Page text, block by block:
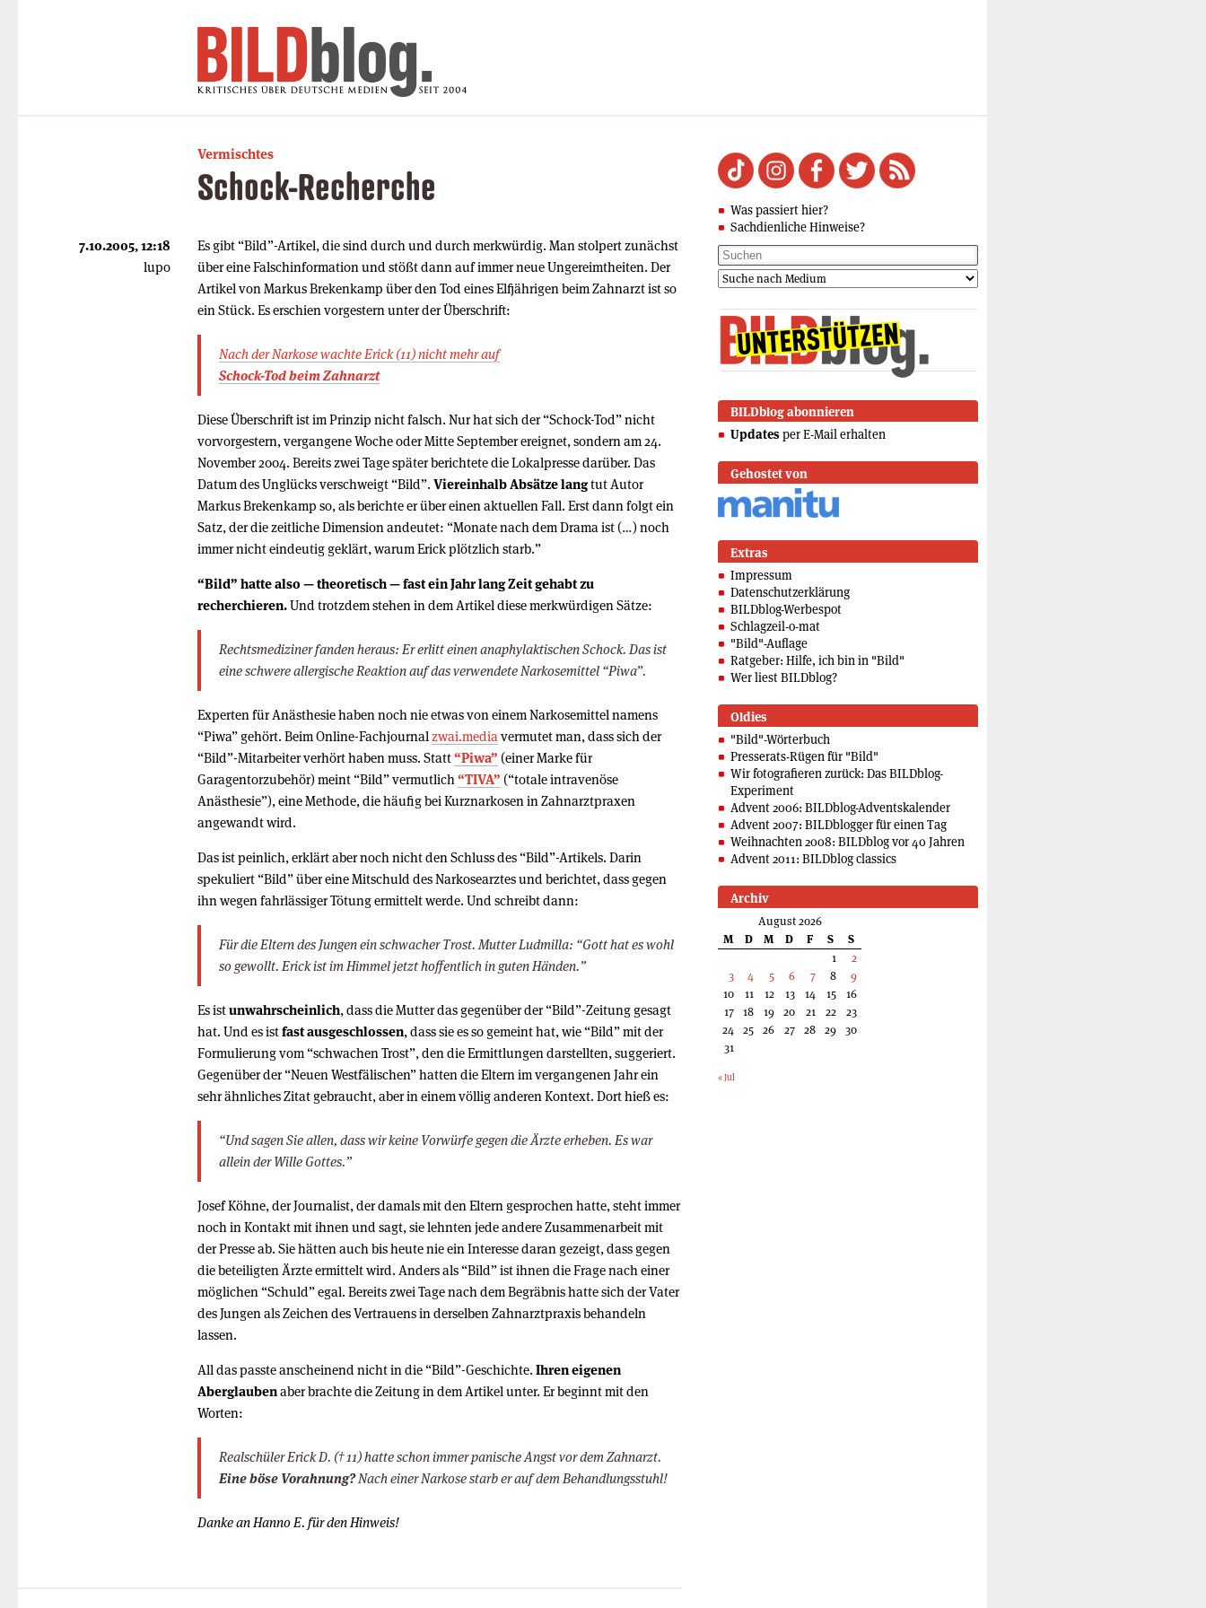
Vermischtes
Schock-Recherche
Es gibt “Bild”-Artikel, die sind durch und durch merkwürdig. Man stolpert zunächst
über eine Falschinformation und stößt dann auf immer neue Ungereimtheiten. Der
Artikel von Markus Brekenkamp über den Tod eines Elfjährigen beim Zahnarzt ist so
ein Stück. Es erschien vorgestern unter der Überschrift:
Nach der Narkose wachte Erick (11) nicht mehr auf
Schock-Tod beim Zahnarzt
Diese Überschrift ist im Prinzip nicht falsch. Nur hat sich der “Schock-Tod” nicht
vorvorgestern, vergangene Woche oder Mitte September ereignet, sondern am 24.
November 2004. Bereits zwei Tage später berichtete die Lokalpresse darüber. Das
Datum des Unglücks verschweigt “Bild”. Viereinhalb Absätze langtut Autor
Markus Brekenkamp so, als berichte er über einen aktuellen Fall. Erst dann folgt ein
Satz, der die zeitliche Dimension andeutet: “Monate nach dem Drama ist (…) noch
immer nicht eindeutig geklärt, warum Erick plötzlich starb.”
“Bild” hatte also — theoretisch — fast ein Jahr lang Zeit gehabt zu
recherchieren.Und trotzdem stehen in dem Artikel diese merkwürdigen Sätze:
Rechtsmediziner fanden heraus: Er erlitt einen anaphylaktischen Schock. Das ist
eine schwere allergische Reaktion auf das verwendete Narkosemittel “Piwa”.
Experten für Anästhesie haben noch nie etwas von einem Narkosemittel namens
“Piwa” gehört. Beim Online-Fachjournal zwai.media vermutet man, dass sich der
“Bild”-Mitarbeiter verhört haben muss. Statt“Piwa” (einer Marke für
Garagentorzubehör) meint “Bild” vermutlich “TIVA” (“totale intravenöse
Anästhesie”), eine Methode, die häufig bei Kurznarkosen in Zahnarztpraxen
angewandt wird.
Das ist peinlich, erklärt aber noch nicht den Schluss des “Bild”-Artikels. Darin
spekuliert “Bild” über eine Mitschuld des Narkosearztes und berichtet, dass gegen
ihn wegen fahrlässiger Tötung ermittelt werde. Und schreibt dann:
Für die Eltern des Jungen ein schwacher Trost. Mutter Ludmilla: “Gott hat es wohl
so gewollt. Erick ist im Himmel jetzt hoffentlich in guten Händen.”
Es istunwahrscheinlich, dass die Mutter das gegenüber der “Bild”-Zeitung gesagt
hat. Und es istfast ausgeschlossen, dass sie es so gemeint hat, wie “Bild” mit der
Formulierung vom “schwachen Trost”, den die Ermittlungen darstellten, suggeriert.
Gegenüber der “Neuen Westfälischen” hatten die Eltern im vergangenen Jahr ein
sehr ähnliches Zitat gebraucht, aber in einem völlig anderen Kontext. Dort hieß es:
“Und sagen Sie allen, dass wir keine Vorwürfe gegen die Ärzte erheben. Es war
allein der Wille Gottes.”
Josef Köhne, der Journalist, der damals mit den Eltern gesprochen hatte, steht immer
noch in Kontakt mit ihnen und sagt, sie lehnten jede andere Zusammenarbeit mit
der Presse ab. Sie hätten auch bis heute nie ein Interesse daran gezeigt, dass gegen
die beteiligten Ärzte ermittelt wird. Anders als “Bild” ist ihnen die Frage nach einer
möglichen “Schuld” egal. Bereits zwei Tage nach dem Begräbnis hatte sich der Vater
des Jungen als Zeichen des Vertrauens in derselben Zahnarztpraxis behandeln
lassen.
All das passte anscheinend nicht in die “Bild”-Geschichte. Ihren eigenen
Aberglaubenaber brachte die Zeitung in dem Artikel unter. Er beginnt mit den
Worten:
Realschüler Erick D. († 11) hatte schon immer panische Angst vor dem Zahnarzt.
Eine böse Vorahnung?Nach einer Narkose starb er auf dem Behandlungsstuhl!
Danke an Hanno E. für den Hinweis!
7.10.2005, 12:18
lupo
Was passiert hier?
Sachdienliche Hinweise?
BILDblog abonnieren
Updates per E-Mail erhalten
Gehostet von
Extras
Impressum
Datenschutzerklärung
BILDblog-Werbespot
Schlagzeil-o-mat
"Bild"-Auflage
Ratgeber: Hilfe, ich bin in "Bild"
Wer liest BILDblog?
Oldies
"Bild"-Wörterbuch
Presserats-Rügen für "Bild"
Wir fotografieren zurück: Das BILDblog-
Experiment
Advent 2006: BILDblog-Adventskalender
Advent 2007: BILDblogger für einen Tag
Weihnachten 2008: BILDblog vor 40 Jahren
Advent 2011: BILDblog classics
Archiv
August 2026
M
D M D F S
S
1
2
3
4 5 6 7 8
9
10
11 12 13 14 15
16
17 18 19 20 21 22
23
24 25 26 27 28 29 30
31
« Jul